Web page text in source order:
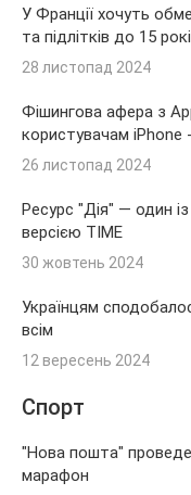
У Франції хочуть
та підлітків до 15
28 листопад 2024
Фішингова афера з
користувачам iPhone
26 листопад 2024
Ресурс "Дія" — один
версією TIME
30 жовтень 2024
Українцям
всім
12 вересень 2024
Спорт
"Нова пошта"
марафон